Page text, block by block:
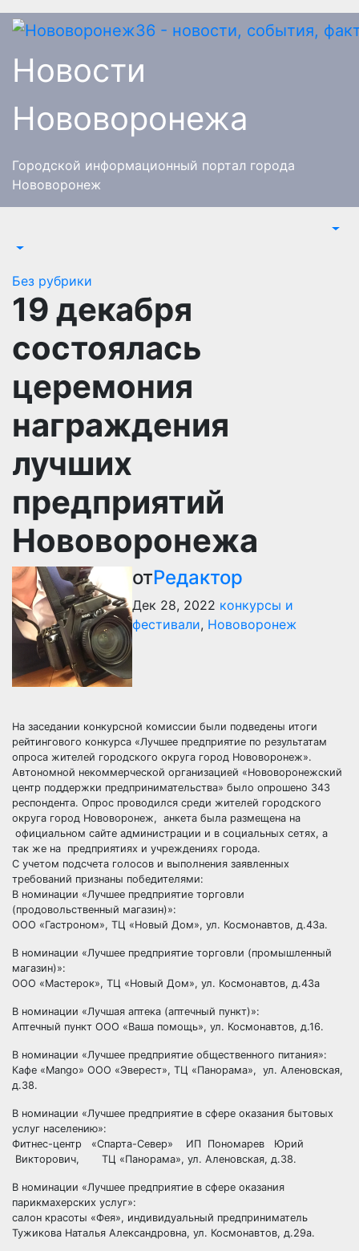
Перейти
Новости
Нововоронежа
Городской информационный портал города
Нововоронеж
Без рубрики
19 декабря
состоялась
церемония
награждения
лучших
предприятий
Нововоронежа
отРедактор
Дек 28, 2022 конкурсы и
фестивали, Нововоронеж
На заседании конкурсной комиссии были подведены итоги
рейтингового конкурса «Лучшее предприятие по результатам
опроса жителей городского округа город Нововоронеж».
Автономной некоммерческой организацией «Нововоронежский
центр поддержки предпринимательства» было опрошено 343
респондента. Опрос проводился среди жителей городского
округа город Нововоронеж, анкета была размещена на
официальном сайте администрации и в социальных сетях, а
так же на предприятиях и учреждениях города.
С учетом подсчета голосов и выполнения заявленных
требований признаны победителями:
В номинации «Лучшее предприятие торговли
(продовольственный магазин)»:
ООО «Гастроном», ТЦ «Новый Дом», ул. Космонавтов, д.43а.
В номинации «Лучшее предприятие торговли (промышленный
магазин)»:
ООО «Мастерок», ТЦ «Новый Дом», ул. Космонавтов, д.43а
В номинации «Лучшая аптека (аптечный пункт)»:
Аптечный пункт ООО «Ваша помощь», ул. Космонавтов, д.16.
В номинации «Лучшее предприятие общественного питания»:
Кафе «Маngo» ООО «Эверест», ТЦ «Панорама», ул. Аленовская,
д.38.
В номинации «Лучшее предприятие в сфере оказания бытовых
услуг населению»:
Фитнес-центр «Спарта-Север» ИП Пономарев Юрий
Викторович, ТЦ «Панорама», ул. Аленовская, д.38.
В номинации «Лучшее предприятие в сфере оказания
парикмахерских услуг»:
салон красоты «Фея», индивидуальный предприниматель
Тужикова Наталья Александровна, ул. Космонавтов, д.29а.